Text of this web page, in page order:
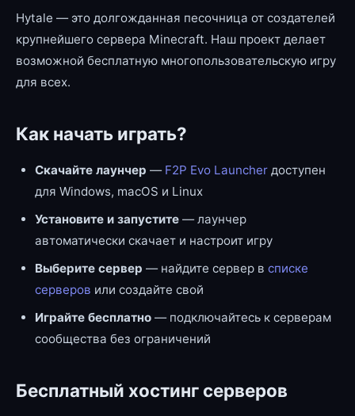
Hytale — это долгожданная песочница от создателей
крупнейшего сервера Minecraft. Наш проект делает
возможной бесплатную многопользовательскую игру
для всех.
Как начать играть?
Скачайте лаунчер — F2P Evo Launcher доступен
для Windows, macOS и Linux
Установите и запустите — лаунчер
автоматически скачает и настроит игру
Выберите сервер — найдите сервер в списке
серверов или создайте свой
Играйте бесплатно — подключайтесь к серверам
сообщества без ограничений
Бесплатный хостинг серверов